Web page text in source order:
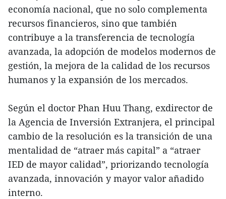
economía nacional, que no solo complementa
recursos financieros, sino que también
contribuye a la transferencia de tecnología
avanzada, la adopción de modelos modernos de
gestión, la mejora de la calidad de los recursos
humanos y la expansión de los mercados.
Según el doctor Phan Huu Thang, exdirector de
la Agencia de Inversión Extranjera, el principal
cambio de la resolución es la transición de una
mentalidad de “atraer más capital” a “atraer
IED de mayor calidad”, priorizando tecnología
avanzada, innovación y mayor valor añadido
interno.